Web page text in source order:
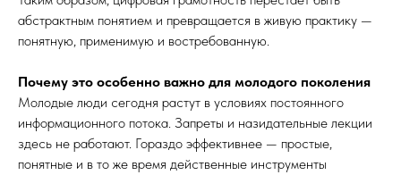
абстрактным понятием и превращается в живую практику —
понятную, применимую и востребованную.
Почему это особенно важно для молодого поколения
Молодые люди сегодня растут в условиях постоянного
информационного потока. Запреты и назидательные лекции
здесь не работают. Гораздо эффективнее — простые,
понятные и в то же время действенные инструменты